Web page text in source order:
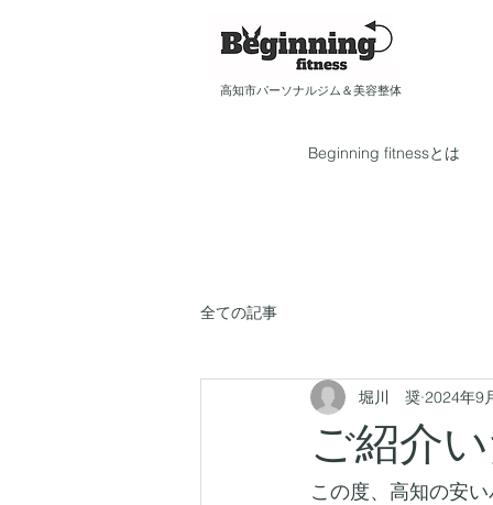
​​高知市パーソナルジム＆美容整体
Beginning fitnessとは
全ての記事
ご紹介
堀川 奨 2024年9
この度、高知の安